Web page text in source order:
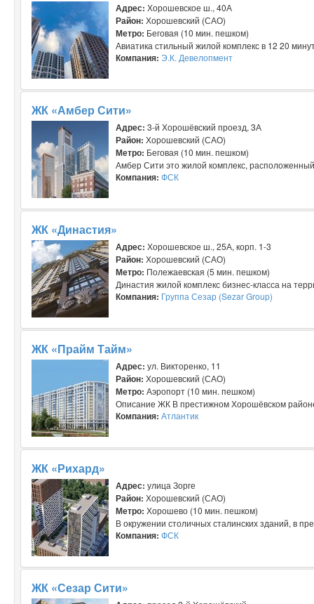
Адрес: Хорошевское ш., 40А
Район: Хорошевский (САО)
Метро: Беговая (10 мин. пешком)
Авиатика стильный жилой комплекс в 12 20
Компания: Э.К. Девелопмент
ЖК «Амбер Сити»
Адрес: 3-й Хорошёвский проезд, 3А
Район: Хорошевский (САО)
Метро: Беговая (10 мин. пешком)
Амбер Сити это жилой комплекс,
Компания: ФСК
ЖК «Династия»
Адрес: Хорошевское ш., 25А, корп. 1-3
Район: Хорошевский (САО)
Метро: Полежаевская (5 мин. пешком)
Династия жилой комплекс бизнес-класса на
Компания: Группа Сезар (Sezar Group)
ЖК «Прайм Тайм»
Адрес: ул. Викторенко, 11
Район: Хорошевский (САО)
Метро: Аэропорт (10 мин. пешком)
Описание ЖК В престижном Хорошёвском
Компания: Атлантик
ЖК «Рихард»
Адрес: улица Зорге
Район: Хорошевский (САО)
Метро: Хорошево (10 мин. пешком)
В окружении столичных сталинских зданий, в
Компания: ФСК
ЖК «Сезар Сити»